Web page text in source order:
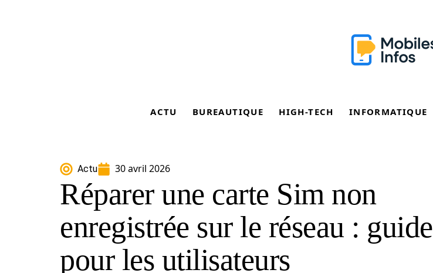
ACTU BUREAUTIQUE HIGH-TECH INFORMATIQUE
Actu 30 avril 2026
Réparer une carte Sim non
enregistrée sur le réseau : guide
pour les utilisateurs